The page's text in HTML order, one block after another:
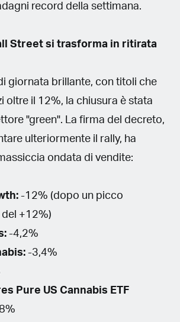
record della settimana.
Street si trasforma in ritirata
giornata brillante, con titoli che
oltre il 12%, la chiusura è stata
"green". La firma del decreto,
ulteriormente il rally, ha
ondata di vendite:
-12% (dopo un picco
+12%)
-4,2%
-3,4%
Pure US Cannabis ETF